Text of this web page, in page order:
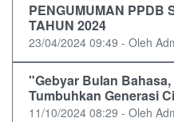
PENGUMUMAN PPDB
TAHUN 2024
23/04/2024 09:49 - Oleh
"Gebyar Bulan
Tumbuhkan Generasi
11/10/2024 08:29 - Oleh